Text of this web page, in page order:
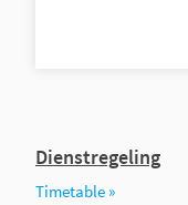
Dienstregeling
Timetable »